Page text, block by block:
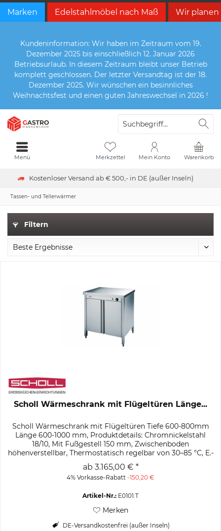
Marken Edelstahlmöbel nach Maß Wir planen
Kundeninformation: Wir haben im Zeitraum vom 19.
Dezember 2025 bis einschließlich 12. Januar 2026
Betriebsurlaub. In diesem Zeitraum bleibt unser Betrieb
komplett geschlossen. Der letzter Versandtag ist der 18.
Dezember 2025. Wir wünschen ein besinnliches
Weihnachtsfest und einen guten Jahreswechsel in 2026 !
Kostenloser Versand ab € 500,- in DE (außer Inseln)
Warenkorb
Merkzettel Mein Konto
Menü
Tassen- und Tellerwärmer
Filtern
Scholl Wärmeschrank mit Flügeltüren Länge...
Scholl Wärmeschrank mit Flügeltüren Tiefe 600-800mm
Länge 600-1000 mm, Produktdetails: Chromnickelstahl
18/10, Mit Fußgestell 150 mm, Zwischenboden
höhenverstellbar, Thermostatisch regelbar von 30–85 °C, E.-
Anschluss: 0,7 bis 3,0 kW –...
ab 3.165,00 € *
4% Vorkasse-Rabatt-150,20 €
Artikel-Nr.: E0101.T
Merken
DE-Versandkostenfrei (außer Inseln)